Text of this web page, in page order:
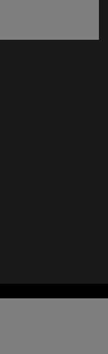
nueva ventana)
ventana)